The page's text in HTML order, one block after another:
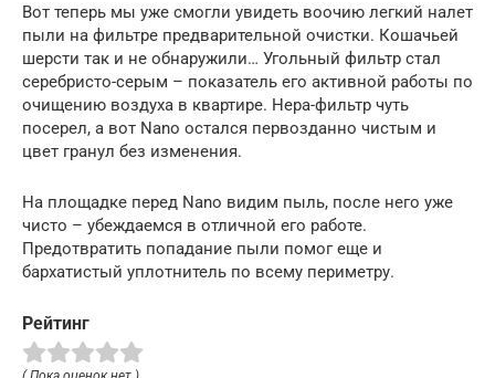
Вот теперь мы уже смогли увидеть воочию легкий налет
пыли на фильтре предварительной очистки. Кошачьей
шерсти так и не обнаружили… Угольный фильтр стал
серебристо-серым – показатель его активной работы по
очищению воздуха в квартире. Hepa-фильтр чуть
посерел, а вот Nano остался первозданно чистым и
цвет гранул без изменения.
На площадке перед Nano видим пыль, после него уже
чисто – убеждаемся в отличной его работе.
Предотвратить попадание пыли помог еще и
бархатистый уплотнитель по всему периметру.
Рейтинг